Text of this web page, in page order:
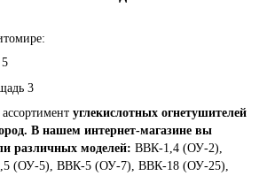
3
углекислотных огнетушителей
В нашем интернет-магазине вы
различных моделей: ВВК-1,4 (ОУ-2),
(ОУ-5), ВВК-5 (ОУ-7), ВВК-18 (ОУ-25),